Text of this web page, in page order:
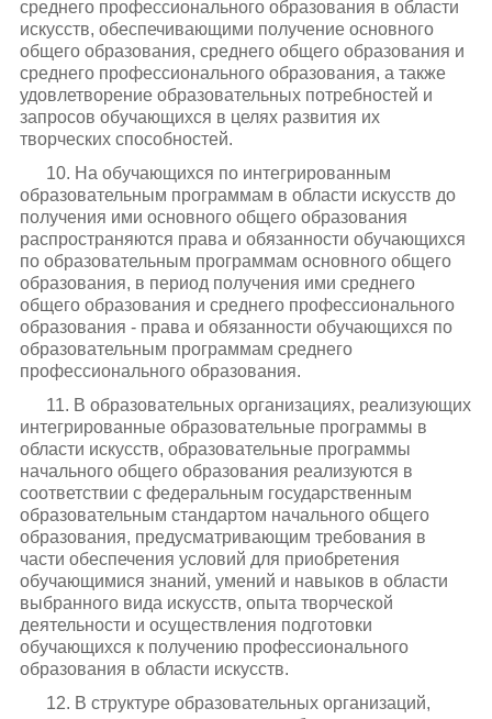
среднего профессионального образования в области
искусств, обеспечивающими получение основного
общего образования, среднего общего образования и
среднего профессионального образования, а также
удовлетворение образовательных потребностей и
запросов обучающихся в целях развития их
творческих способностей.
10. На обучающихся по интегрированным
образовательным программам в области искусств до
получения ими основного общего образования
распространяются права и обязанности обучающихся
по образовательным программам основного общего
образования, в период получения ими среднего
общего образования и среднего профессионального
образования - права и обязанности обучающихся по
образовательным программам среднего
профессионального образования.
11. В образовательных организациях, реализующих
интегрированные образовательные программы в
области искусств, образовательные программы
начального общего образования реализуются в
соответствии с федеральным государственным
образовательным стандартом начального общего
образования, предусматривающим требования в
части обеспечения условий для приобретения
обучающимися знаний, умений и навыков в области
выбранного вида искусств, опыта творческой
деятельности и осуществления подготовки
обучающихся к получению профессионального
образования в области искусств.
12. В структуре образовательных организаций,